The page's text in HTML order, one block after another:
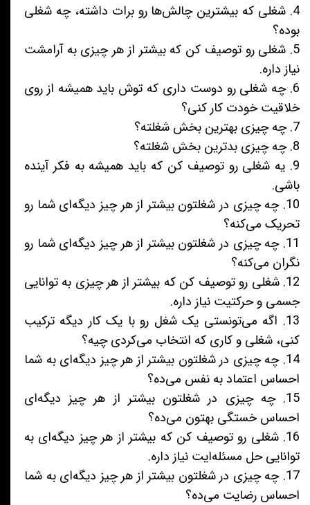
4. شغلی که بیشترین چالش‌ها رو برات داشته، چه شغلی
بوده؟
5. شغلی رو توصیف کن که بیشتر از هر چیزی به آرامشت
نیاز داره.
6. چه شغلی رو دوست داری که توش باید همیشه از روی
خلاقیت خودت کار کنی؟
7. چه چیزی بهترین بخش شغلته؟
8. چه چیزی بدترین بخش شغلته؟
9. یه شغلی رو توصیف کن که باید همیشه به فکر آینده
باشی.
10. چه چیزی در شغلتون بیشتر از هر چیز دیگه‌ای شما رو
تحریک می‌کنه؟
11. چه چیزی در شغلتون بیشتر از هر چیز دیگه‌ای شما رو
نگران می‌کنه؟
12. شغلی رو توصیف کن که بیشتر از هر چیزی به توانایی
جسمی و حرکتیت نیاز داره.
13. اگه می‌تونستی یک شغل رو با یک کار دیگه ترکیب
کنی، شغلی و کاری که انتخاب می‌کردی چیه؟
14. چه چیزی در شغلتون بیشتر از هر چیز دیگه‌ای به شما
احساس اعتماد به نفس می‌ده؟
15. چه چیزی در شغلتون بیشتر از هر چیز دیگه‌ای
احساس خستگی بهتون می‌ده؟
16. شغلی رو توصیف کن که بیشتر از هر چیز دیگه‌ای به
توانایی حل مسئله‌ایت نیاز داره.
17. چه چیزی در شغلتون بیشتر از هر چیز دیگه‌ای به شما
احساس رضایت می‌ده؟